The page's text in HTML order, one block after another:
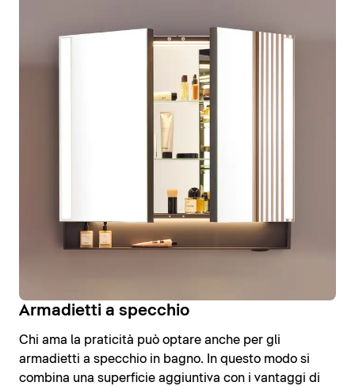
Armadietti a specchio
Chi ama la praticità può optare anche per gli
armadietti a specchio in bagno. In questo modo si
combina una superficie aggiuntiva con i vantaggi di